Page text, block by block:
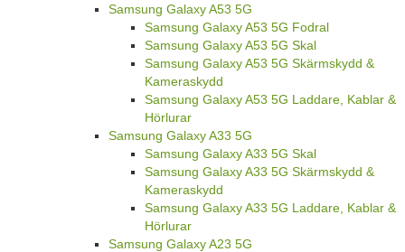
Samsung Galaxy A53 5G
Samsung Galaxy A53 5G Fodral
Samsung Galaxy A53 5G Skal
Samsung Galaxy A53 5G Skärmskydd &
Kameraskydd
Samsung Galaxy A53 5G Laddare, Kablar &
Hörlurar
Samsung Galaxy A33 5G
Samsung Galaxy A33 5G Skal
Samsung Galaxy A33 5G Skärmskydd &
Kameraskydd
Samsung Galaxy A33 5G Laddare, Kablar &
Hörlurar
Samsung Galaxy A23 5G